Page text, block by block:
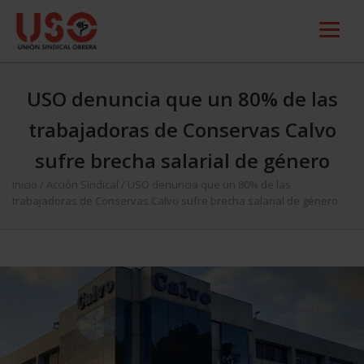
USO denuncia que un 80% de las
trabajadoras de Conservas Calvo
sufre brecha salarial de género
Inicio Acción Sindical
USO denuncia que un 80% de las
trabajadoras de Conservas Calvo sufre brecha salarial de género